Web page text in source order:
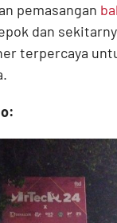
pemasangan
dan
terpercaya